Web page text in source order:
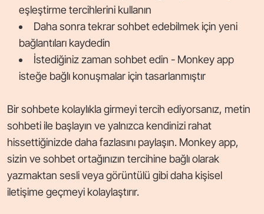
eşleştirme tercihlerini kullanın
Daha sonra tekrar sohbet edebilmek için yeni
bağlantıları kaydedin
İstediğiniz zaman sohbet edin - Monkey app
isteğe bağlı konuşmalar için tasarlanmıştır
Bir sohbete kolaylıkla girmeyi tercih ediyorsanız, metin
sohbeti ile başlayın ve yalnızca kendinizi rahat
hissettiğinizde daha fazlasını paylaşın. Monkey app,
sizin ve sohbet ortağınızın tercihine bağlı olarak
yazmaktan sesli veya görüntülü gibi daha kişisel
iletişime geçmeyi kolaylaştırır.